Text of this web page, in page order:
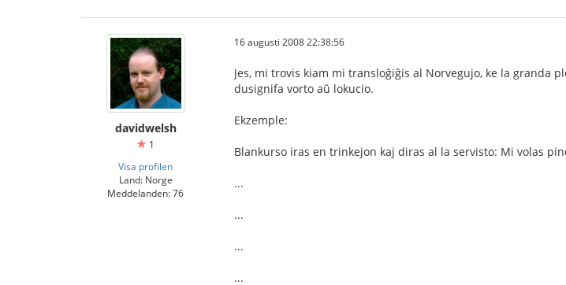
davidwelsh
1
Visa profilen
Land: Norge
Meddelanden: 76
16 augusti 2008 22:38:56
Jes, mi trovis kiam mi transloĝiĝis al Norvegujo, ke la granda
dusignifa vorto aŭ lokucio.
Ekzemple:
Blankurso iras en trinkejon kaj diras al la servisto: Mi volas
...
...
...
...